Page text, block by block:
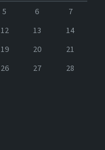
5 6
7
12 13
14
19 20
21
26 27
28